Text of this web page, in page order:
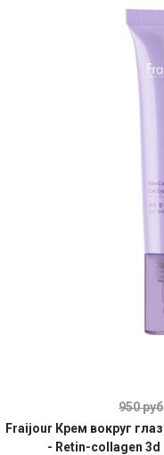
950 руб
Fraijour Крем вокруг
- Retin-collagen